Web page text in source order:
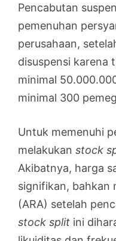
Pencabutan
pemenuhan
perusahaan,
disuspensi karena
minimal
minimal 300
Untuk memenuhi
melakukan stock
Akibatnya, harga
signifikan, bahkan
(ARA) setelah
stock split ini